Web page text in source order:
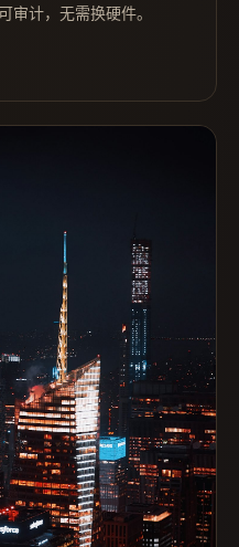
审计，无需换硬件。